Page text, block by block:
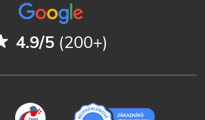
4.9/5 (200+)